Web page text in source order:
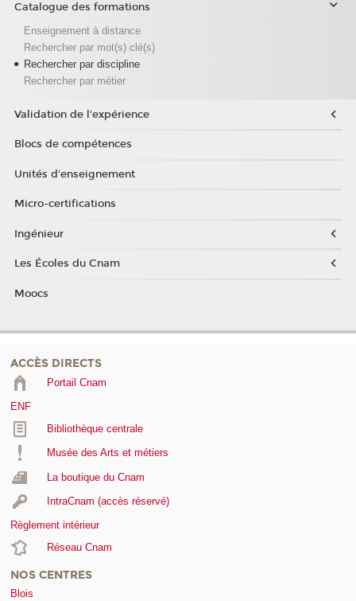
Catalogue des formations
Enseignement à distance
Rechercher par mot(s) clé(s)
Rechercher par discipline
Rechercher par métier
Validation de l'expérience
Blocs de compétences
Unités d'enseignement
Micro-certifications
Ingénieur
Les Écoles du Cnam
Moocs
ACCÈS DIRECTS
Portail Cnam
ENF
Bibliothèque centrale
Musée des Arts et métiers
La boutique du Cnam
IntraCnam (accès réservé)
Règlement intérieur
Réseau Cnam
NOS CENTRES
Blois